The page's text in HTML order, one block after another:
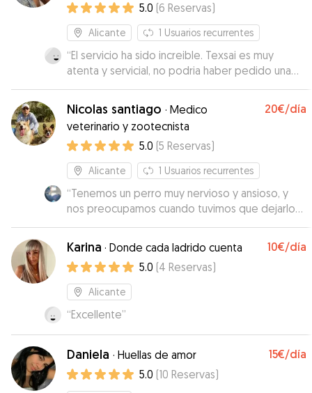
5.0 (6 Reservas)
Alicante 1 Usuarios recurrentes
“El servicio ha sido increible. Texsai es muy
atenta y servicial, no podria haber pedido una
mejor cuidadora. Y el último dia mi perro no
queria irse de su lado!!!!
Nicolas santiago · Medico
veterinario y zootecnista
20€/día
5.0 (5 Reservas)
Alicante 1 Usuarios recurrentes
“Tenemos un perro muy nervioso y ansioso, y
nos preocupamos cuando tuvimos que dejarlo
solo un par de días, pero Nicholas y su esposa
rápidamente se entendieron con mi perro y se
sintió cómodo y feliz. Constantemente enviaban
fotos de sus paseos. cerca de casa tienen un
parque grande. También me gustó mucho que
mi perro Berlín viviera solo y no tuviera otros
animales, ya que no se lleva bien con todos.
Nicholas enviaba videos regularmente de ellos
jugando con Berlín. Berlín se pone muy feliz
cuando ve a Nicholas y su esposa, así que no me
duele el corazón cuando le dejo con ellos.
Karina · Donde cada ladrido cuenta 10€/día
5.0 (4 Reservas)
Alicante
“Excellente”
Daniela · Huellas de amor 15€/día
5.0 (10 Reservas)